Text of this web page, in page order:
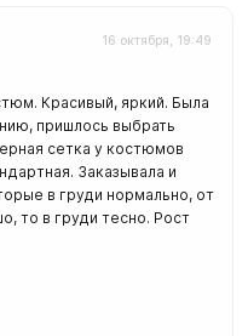
16 октября, 19:49
Красивый, яркий. Была
пришлось выбрать
сетка у костюмов
Заказывала и
в груди нормально, от
то в груди тесно. Рост